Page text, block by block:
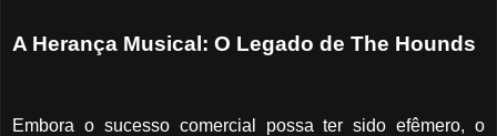
A Herança Musical: O Legado de The Hounds
Embora o sucesso comercial possa ter sido efêmero, o